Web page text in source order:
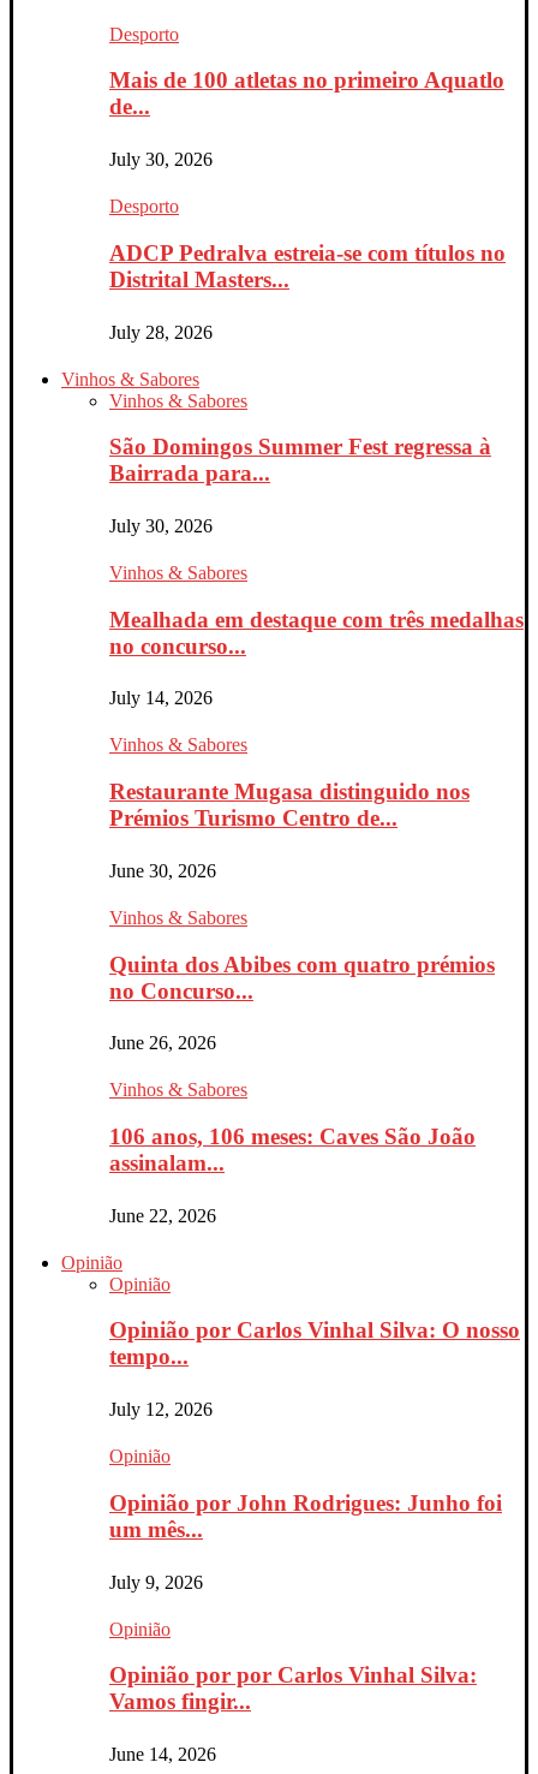
Desporto
Mais de 100 atletas no primeiro Aquatlo
de...
July 30, 2026
Desporto
ADCP Pedralva estreia-se com títulos no
Distrital Masters...
July 28, 2026
Vinhos & Sabores
Vinhos & Sabores
São Domingos Summer Fest regressa à
Bairrada para...
July 30, 2026
Vinhos & Sabores
Mealhada em destaque com três medalhas
no concurso...
July 14, 2026
Vinhos & Sabores
Restaurante Mugasa distinguido nos
Prémios Turismo Centro de...
June 30, 2026
Vinhos & Sabores
Quinta dos Abibes com quatro prémios
no Concurso...
June 26, 2026
Vinhos & Sabores
106 anos, 106 meses: Caves São João
assinalam...
June 22, 2026
Opinião
Opinião
Opinião por Carlos Vinhal Silva: O nosso
tempo...
July 12, 2026
Opinião
Opinião por John Rodrigues: Junho foi
um mês...
July 9, 2026
Opinião
Opinião por por Carlos Vinhal Silva:
Vamos fingir...
June 14, 2026